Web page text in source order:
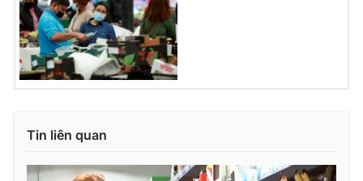
Thị trường 24h Tấm lòng Việt
VTV4 Vươn mình bằng AI
VTV9
Liên hệ tòa soạn English
Tin liên quan